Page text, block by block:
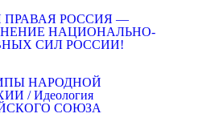
ПРАВАЯ РОССИЯ —
НАЦИОНАЛЬНО-
СИЛ РОССИИ!
НАРОДНОЙ
/ Идеология
СОЮЗА